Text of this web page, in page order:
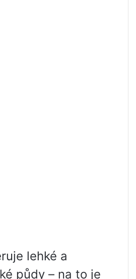
lehké a
půdy – na to je